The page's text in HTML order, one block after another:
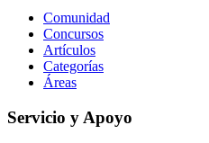
Comunidad
Concursos
Artículos
Categorías
Áreas
Servicio y Apoyo